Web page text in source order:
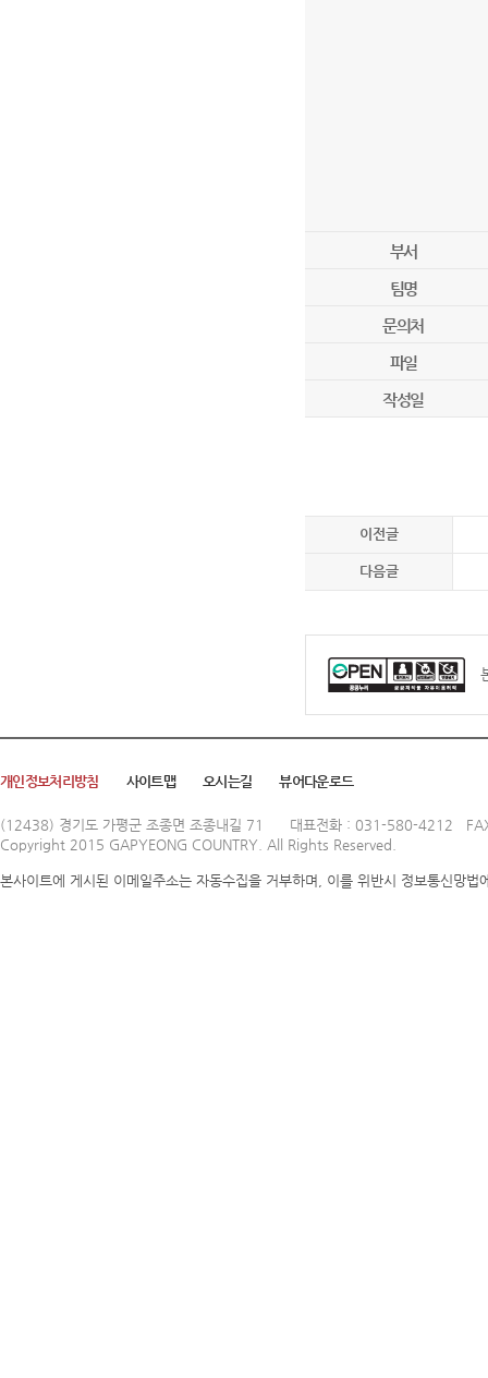
부서
팀명
문의처
파일
작성일
이전글
다음글
개인정보처리방침 사이트맵 오시는길 뷰어다운로드
(12438) 경기도 가평군 조종면 조종내길 71
대표전화 : 031-580-4212
Copyright 2015 GAPYEONG COUNTRY. All Rights Reserved.
본사이트에 게시된 이메일주소는 자동수집을 거부하며, 이를 위반시 정보통신망법